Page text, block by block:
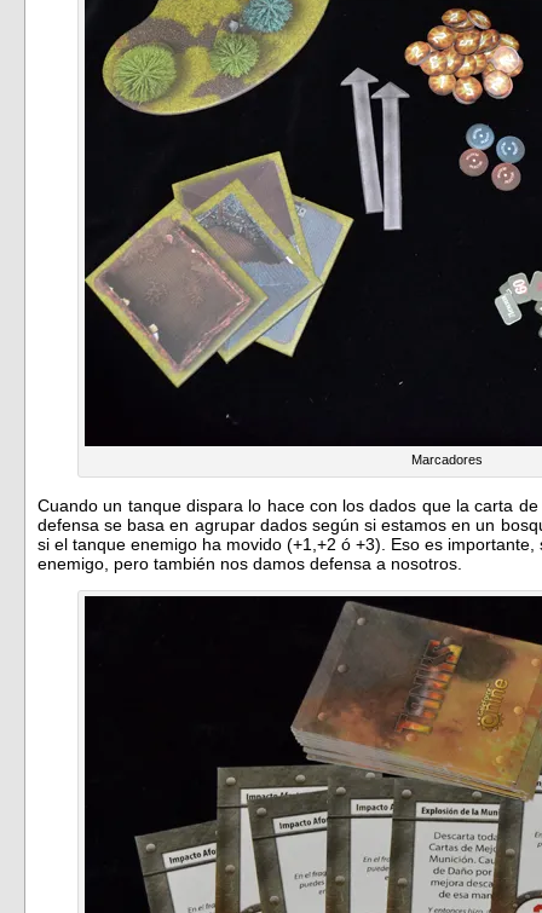
Marcadores
Cuando un tanque dispara lo hace con los dados que la carta
defensa se basa en agrupar dados según si estamos en un
si el tanque enemigo ha movido (+1,+2 ó +3). Eso es
enemigo, pero también nos damos defensa a nosotros.